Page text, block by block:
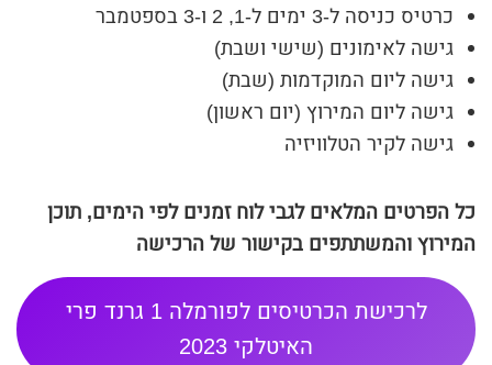
כרטיס כניסה ל-3 ימים ל-1, 2 ו-3 בספטמבר
גישה לאימונים (שישי ושבת)
גישה ליום המוקדמות (שבת)
גישה ליום המירוץ (יום ראשון)
גישה לקיר הטלוויזיה
כל הפרטים המלאים לגבי לוח זמנים לפי הימים, תוכן
המירוץ והמשתתפים בקישור של הרכישה
לרכישת הכרטיסים לפורמלה 1 גרנד פרי
האיטלקי 2023